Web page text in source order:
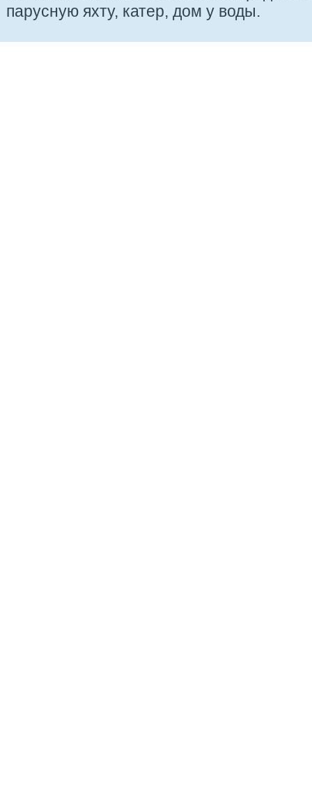
парусную яхту, катер, дом у воды.